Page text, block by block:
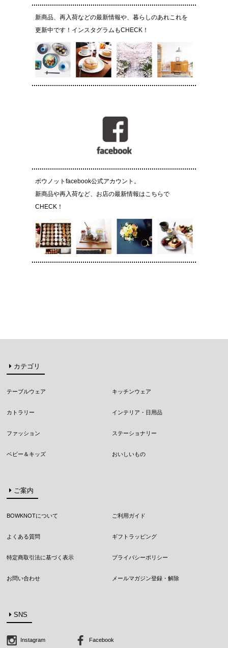
新商品、再入荷などの最新情報や、暮らしのあれこれを
更新中です！インスタグラムもCHECK！
ボウノットfacebook公式アカウント。
新商品や再入荷など、お店の最新情報はこちらで
CHECK！
カテゴリ
テーブルウェア キッチンウェア
カトラリー インテリア・日用品
ファッション ステーショナリー
ベビー＆キッズ おいしいもの
ご案内
BOWKNOTについて ご利用ガイド
よくある質問 ギフトラッピング
特定商取引法に基づく表示 プライバシーポリシー
お問い合わせ メールマガジン登録・解除
SNS
Instagram Facebook